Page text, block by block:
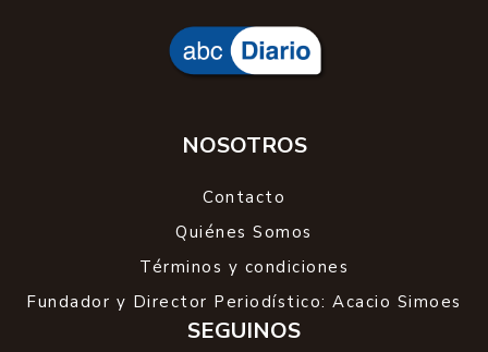
35 años cuando realizaba una entrega en su
vehículo. Se secuestró marihuana fraccionada,